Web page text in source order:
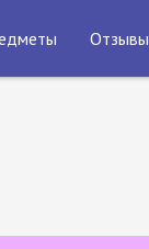
Отзывы